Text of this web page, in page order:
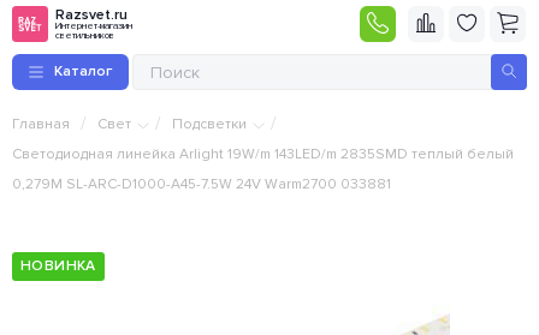
Razsvet.ru
Интернет-магазин
светильников
Каталог
Главная / Свет / Подсветки /
Светодиодная линейка Arlight 19W/m 143LED/m 2835SMD теплый белый
0,279M SL-ARC-D1000-A45-7.5W 24V Warm2700 033881
НОВИНКА